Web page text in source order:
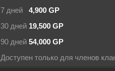
7 дней 4,900 GP
30 дней 19,500 GP
90 дней 54,000 GP
Доступен только для членов